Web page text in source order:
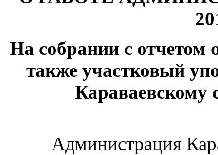
На собрании с отчетом
также участковый
Караваевскому
Администрация